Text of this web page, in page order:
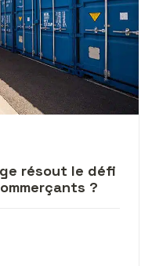
résout le défi
?